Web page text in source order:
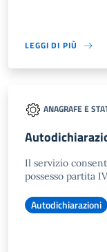
LEGGI DI PIÙ
ANAGRAFE E
Il servizio
possesso partita
Autodichiarazioni